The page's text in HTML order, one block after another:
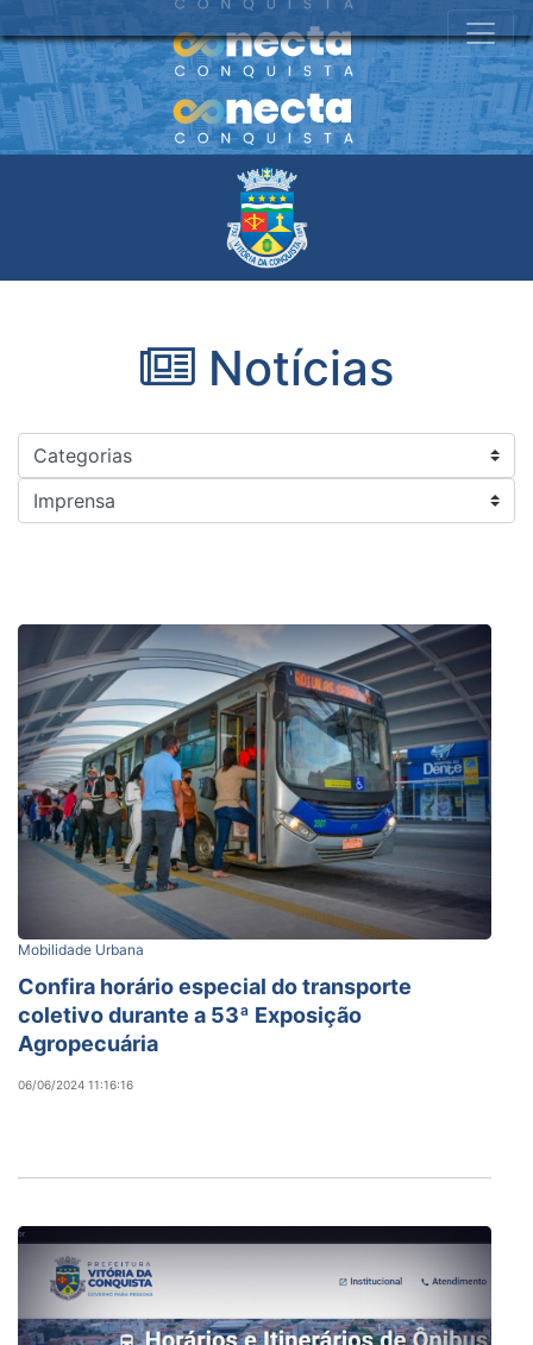
Notícias
Mobilidade Urbana
Confira horário especial do transporte
coletivo durante a 53ª Exposição
Agropecuária
06/06/2024 11:16:16